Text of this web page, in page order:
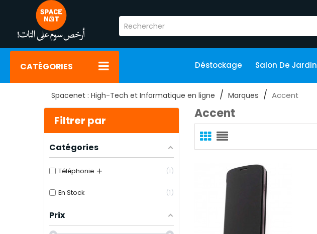
CATÉGORIES Déstockage Salon De Jardin
Spacenet : High-Tech et Informatique en ligne Marques Accent
Filtrer par
Catégories
Téléphonie + 1
En Stock 1
Prix
Accent